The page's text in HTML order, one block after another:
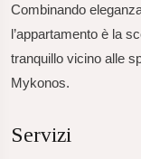
Combinando
l’appartamento è la
tranquillo vicino alle
Mykonos.
Servizi